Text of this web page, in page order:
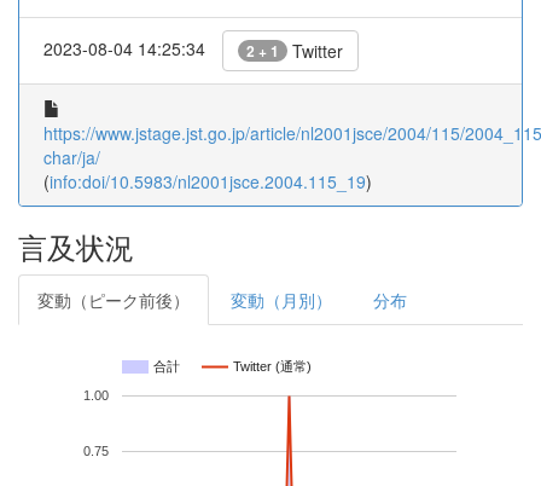
2023-08-04 14:25:34 2 + 1 Twitter
https://www.jstage.jst.go.jp/article/nl2001jsce/2004/115/
char/ja/
(info:doi/10.5983/nl2001jsce.2004.115_19)
言及状況
変動（ピーク前後） 変動（月別） 分布
合計 Twitter (通常)
0.75
1.00